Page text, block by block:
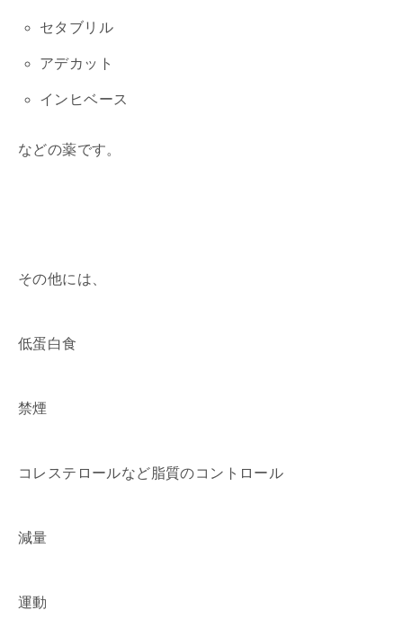
セタブリル
アデカット
インヒベース
などの薬です。
その他には、
低蛋白食
禁煙
コレステロールなど脂質のコントロール
減量
運動